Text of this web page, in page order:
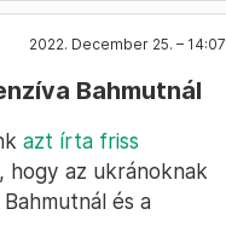
2022. December 25. – 14:07
Bahmutnál
azt írta friss
hogy az ukránoknak
és a